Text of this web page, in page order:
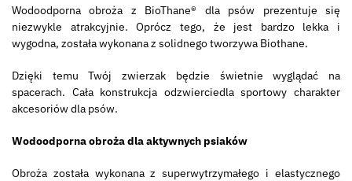
Wodoodporna obroża z BioThane® dla psów prezentuje się
niezwykle atrakcyjnie. Oprócz tego, że jest bardzo lekka i
wygodna, została wykonana z solidnego tworzywa Biothane.
Dzięki temu Twój zwierzak będzie świetnie wyglądać na
spacerach. Cała konstrukcja odzwierciedla sportowy charakter
akcesoriów dla psów.
Wodoodporna obroża dla aktywnych psiaków
Obroża została wykonana z superwytrzymałego i elastycznego